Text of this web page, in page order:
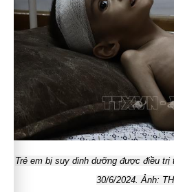
Trẻ em bị suy dinh dưỡng được điều
30/6/2024. Ảnh: